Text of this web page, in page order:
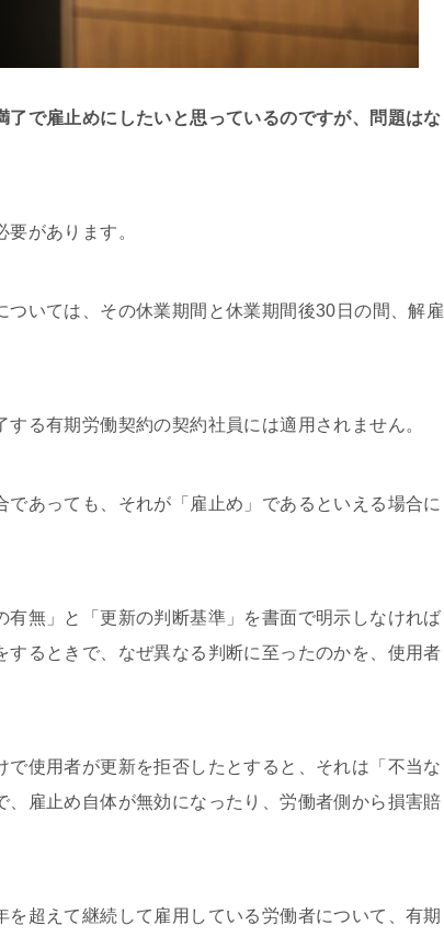
で雇⽌めにしたいと思っているのですが、問題はな
があります。
いては、その休業期間と休業期間後30⽇の間、解雇
る有期労働契約の契約社員には適⽤されません。
あっても、それが「雇⽌め」であるといえる場合に
無」と「更新の判断基準」を書⾯で明⽰しなければ
るときで、なぜ異なる判断に⾄ったのかを、使⽤者
で使⽤者が更新を拒否したとすると、それは「不当な
雇⽌め⾃体が無効になったり、労働者側から損害賠
超えて継続して雇⽤している労働者について、有期